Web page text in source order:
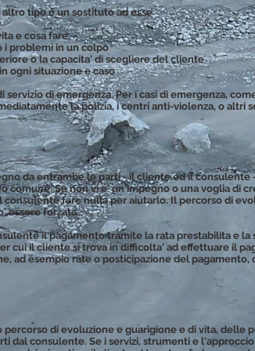
tipo o un sostituto ad esse
e cosa fare
i problemi in un colpo
o la capacita' di scegliere del cliente
ogni situazione e caso
di emergenza. Per i casi di emergenza,
la polizia, i centri anti-violenza, o altri
da entrambe le parti - il cliente ed il
comune. Se non vi e' un'impegno o una voglia di
fare nulla per aiutarlo. Il percorso di
essere forzata.
il pagamento tramite la rata prestabilita e la
cui il cliente si trova in difficolta' ad effettuare il
ad esempio rate o posticipazione del pagamento,
di evoluzione e guarigione e di vita, delle
dal consulente. Se i servizi, strumenti e